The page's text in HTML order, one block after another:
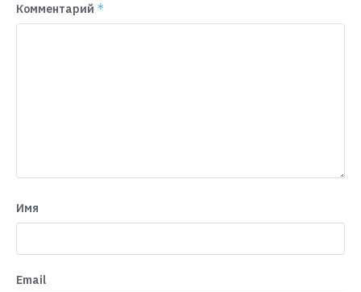
Комментарий *
Имя
Email